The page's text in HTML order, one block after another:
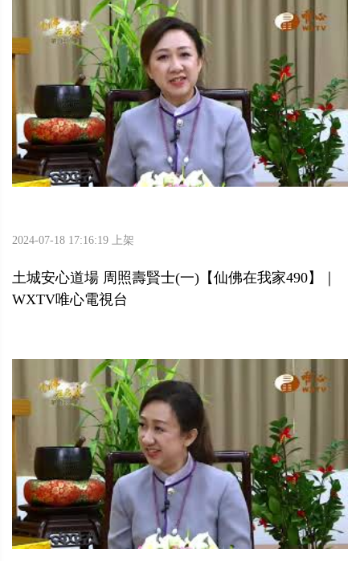
2024-07-18 17:16:19 上架
土城安心道場 周照壽賢士(一)【仙佛在我家490】｜
WXTV唯心電視台